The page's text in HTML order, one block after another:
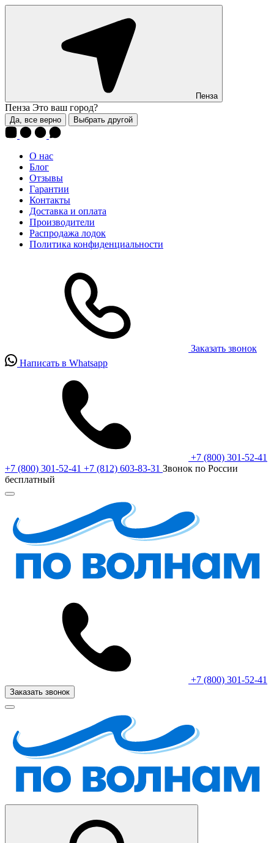
Пенза
Пенза Это ваш город?
Да, все верно Выбрать другой
О нас
Блог
Отзывы
Гарантии
Контакты
Доставка и оплата
Производители
Распродажа лодок
Политика конфиденциальности
Заказать звонок
Написать в Whatsapp
+7 (800) 301-52-41
+7 (800) 301-52-41 +7 (812) 603-83-31 Звонок по России
бесплатный
+7 (800) 301-52-41
Заказать звонок